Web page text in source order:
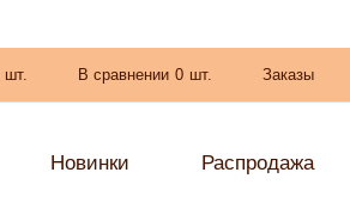
шт. В сравнении 0 шт. Заказы
Новинки Распродажа